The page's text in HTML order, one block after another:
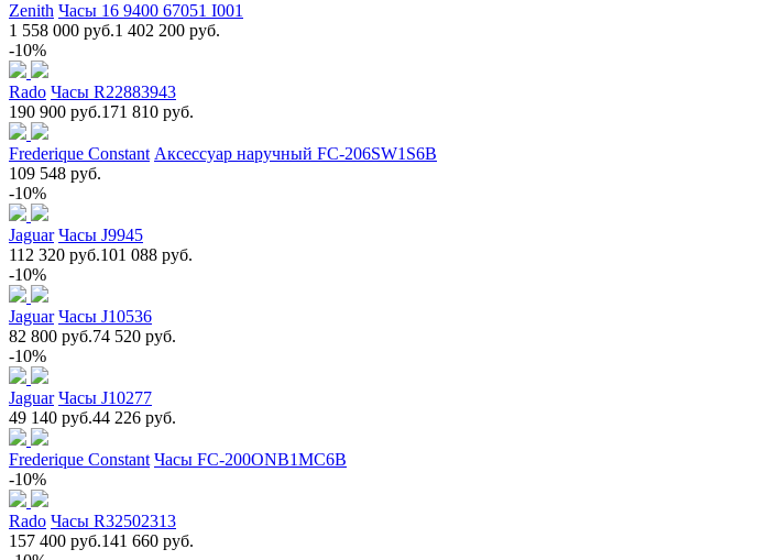
Zenith Часы 16 9400 67051 I001
1 558 000 руб.1 402 200 руб.
-10%
Rado Часы R22883943
190 900 руб.171 810 руб.
Frederique Constant Аксессуар наручный FC-206SW1S6B
109 548 руб.
-10%
Jaguar Часы J9945
112 320 руб.101 088 руб.
-10%
Jaguar Часы J10536
82 800 руб.74 520 руб.
-10%
Jaguar Часы J10277
49 140 руб.44 226 руб.
Frederique Constant Часы FC-200ONB1MC6B
-10%
Rado Часы R32502313
157 400 руб.141 660 руб.